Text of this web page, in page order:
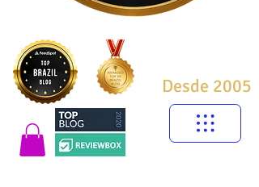
Desde 2005